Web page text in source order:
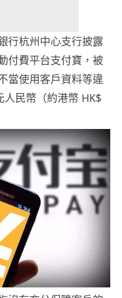
行杭州中心支行披露
付費平台支付寶，被
當使用客戶資料等違
民幣（約港幣 HK$